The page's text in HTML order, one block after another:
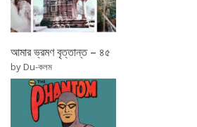
আমার ভ্রমণ বৃত্তান্ত – ৪৫
by Du-কলম